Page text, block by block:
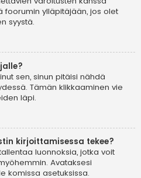
foorumin ylläpitäjään, jos olet
syystä.
sen, sinun pitäisi nähdä
Tämän klikkaaminen vie
läpi.
kirjoittamisessa tekee?
luonnoksia, jotka voit
Avataksesi
komissa asetuksissa.